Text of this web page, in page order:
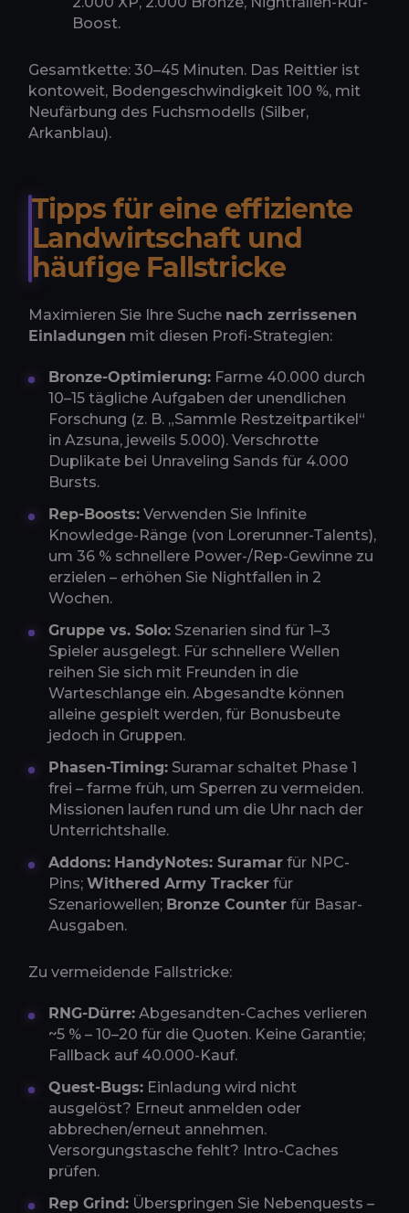
Boost.
Gesamtkette: 30–45 Minuten. Das Reittier ist
kontoweit, Bodengeschwindigkeit 100 %, mit
Neufärbung des Fuchsmodells (Silber,
Arkanblau).
Tipps für eine effiziente
Landwirtschaft und
häufige Fallstricke
Maximieren Sie Ihre Suche nach zerrissenen
Einladungen mit diesen Profi-Strategien:
Bronze-Optimierung: Farme 40.000 durch
10–15 tägliche Aufgaben der unendlichen
Forschung (z. B. „Sammle Restzeitpartikel“
in Azsuna, jeweils 5.000). Verschrotte
Duplikate bei Unraveling Sands für 4.000
Bursts.
Rep-Boosts: Verwenden Sie Infinite
Knowledge-Ränge (von Lorerunner-Talents),
um 36 % schnellere Power-/Rep-Gewinne zu
erzielen – erhöhen Sie Nightfallen in 2
Wochen.
Gruppe vs. Solo: Szenarien sind für 1–3
Spieler ausgelegt. Für schnellere Wellen
reihen Sie sich mit Freunden in die
Warteschlange ein. Abgesandte können
alleine gespielt werden, für Bonusbeute
jedoch in Gruppen.
Phasen-Timing: Suramar schaltet Phase 1
frei – farme früh, um Sperren zu vermeiden.
Missionen laufen rund um die Uhr nach der
Unterrichtshalle.
Addons: HandyNotes: Suramar für NPC-
Pins; Withered Army Tracker für
Szenariowellen; Bronze Counter für Basar-
Ausgaben.
Zu vermeidende Fallstricke:
RNG-Dürre: Abgesandten-Caches verlieren
~5 % – 10–20 für die Quoten. Keine Garantie;
Fallback auf 40.000-Kauf.
Quest-Bugs: Einladung wird nicht
ausgelöst? Erneut anmelden oder
abbrechen/erneut annehmen.
Versorgungstasche fehlt? Intro-Caches
prüfen.
Rep Grind: Überspringen Sie Nebenquests –